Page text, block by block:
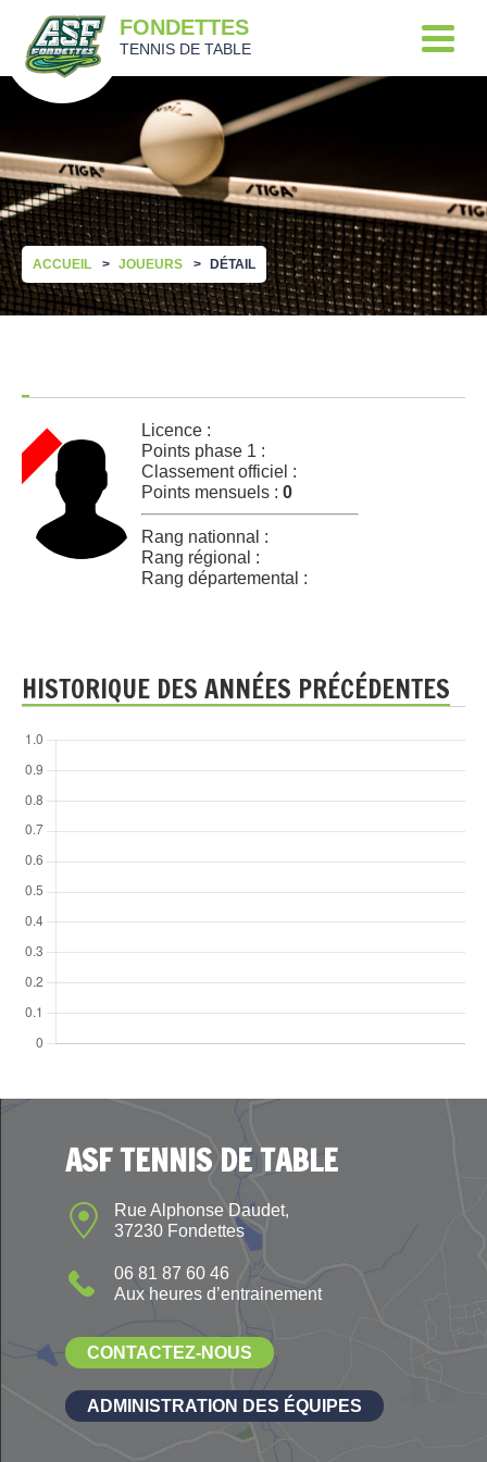
FONDETTES
TENNIS DE TABLE
ACCUEIL JOUEURS DÉTAIL
Licence :
Points phase 1 :
Classement officiel :
Points mensuels : 0
Rang nationnal :
Rang régional :
Rang départemental :
HISTORIQUE DES ANNÉES PRÉCÉDENTES
ASF TENNIS DE TABLE
Rue Alphonse Daudet,
37230 Fondettes
06 81 87 60 46
Aux heures d’entrainement
CONTACTEZ-NOUS
ADMINISTRATION DES ÉQUIPES